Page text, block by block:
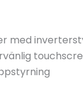
med